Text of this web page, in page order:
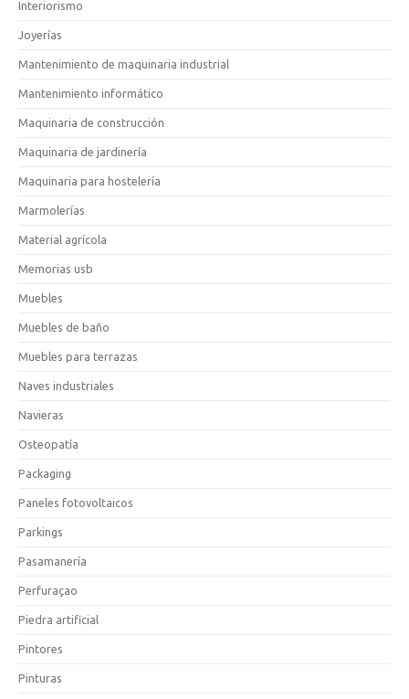
Interiorismo
Joyerías
Mantenimiento de maquinaria industrial
Mantenimiento informático
Maquinaria de construcción
Maquinaria de jardinería
Maquinaria para hostelería
Marmolerías
Material agrícola
Memorias usb
Muebles
Muebles de baño
Muebles para terrazas
Naves industriales
Navieras
Osteopatía
Packaging
Paneles fotovoltaicos
Parkings
Pasamanería
Perfuraçao
Piedra artificial
Pintores
Pinturas